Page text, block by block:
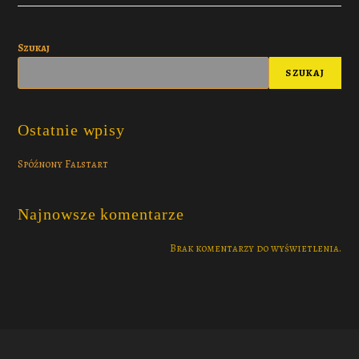
Szukaj
SZUKAJ
Ostatnie wpisy
Spóźnony Falstart
Najnowsze komentarze
Brak komentarzy do wyświetlenia.